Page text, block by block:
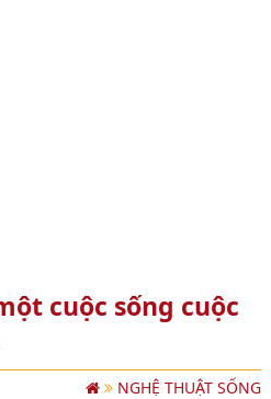
cuộc sống cuộc
NGHỆ THUẬT SỐNG